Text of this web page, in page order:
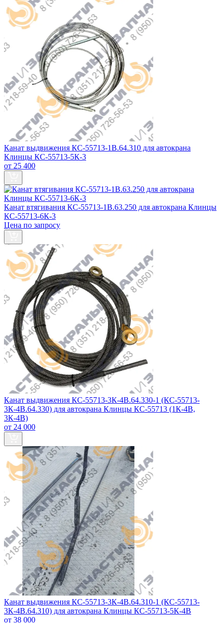
Канат выдвижения КС-55713-1В.64.310 для автокрана
Клинцы КС-55713-5К-3
от 25 400
Канат втягивания КС-55713-1В.63.250 для автокрана Клинцы
КС-55713-6К-3
Цена по запросу
Канат выдвижения КС-55713-3К-4В.64.330-1 (КС-55713-
3К-4В.64.330) для автокрана Клинцы КС-55713 (1К-4В,
3К-4В)
от 24 000
Канат выдвижения КС-55713-3К-4В.64.310-1 (КС-55713-
3К-4В.64.310) для автокрана Клинцы КС-55713-5К-4В
от 38 000